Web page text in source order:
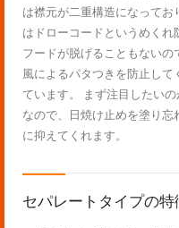
は襟元が二重構造になって
はドローコードというめく
フードが脱げることもない
風によるパタつきを防止して
ています。 まず注目したい
なので、日焼け止めを塗り
に抑えてくれます。
セパレートタイプの特